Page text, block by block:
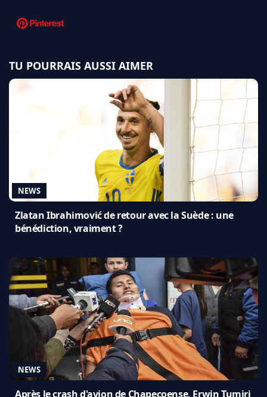
TU POURRAIS AUSSI AIMER
NEWS
Zlatan Ibrahimović de retour avec la Suède : une
bénédiction, vraiment ?
NEWS
Après le crash d'avion de Chapecoense, Erwin Tumiri